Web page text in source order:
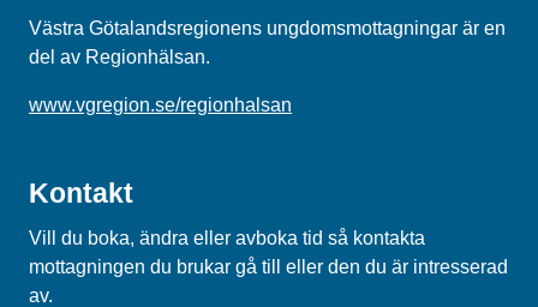
Västra Götalandsregionens ungdomsmottagningar är en
del av Regionhälsan.
www.vgregion.se/regionhalsan
Kontakt
Vill du boka, ändra eller avboka tid så kontakta
mottagningen du brukar gå till eller den du är intresserad
av.